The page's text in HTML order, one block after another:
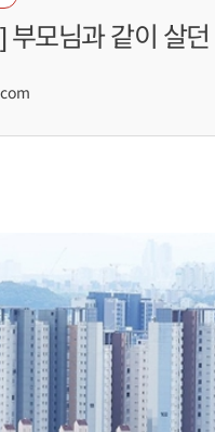
부모님과 같이 살